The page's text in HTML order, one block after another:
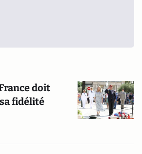
doit
fidélité